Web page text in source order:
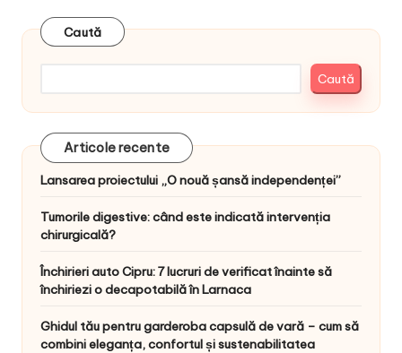
Caută
Caută
Articole recente
Lansarea proiectului „O nouă șansă independenței”
Tumorile digestive: când este indicată intervenția
chirurgicală?
Închirieri auto Cipru: 7 lucruri de verificat înainte să
închiriezi o decapotabilă în Larnaca
Ghidul tău pentru garderoba capsulă de vară – cum să
combini eleganța, confortul și sustenabilitatea